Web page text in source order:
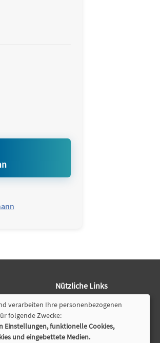
Nützliche Links
Programmheft
Öffnungszeiten
verarbeiten Ihre personenbezogenen
folgende Zwecke:
Einstellungen, funktionelle Cookies,
und eingebettete Medien.